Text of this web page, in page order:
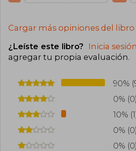
Cargar más opiniones del libro
¿Leíste este libro? Inicia sesión
agregar tu propia evaluación.
90%
0% (0)
10%
0% (0)
0% (0)